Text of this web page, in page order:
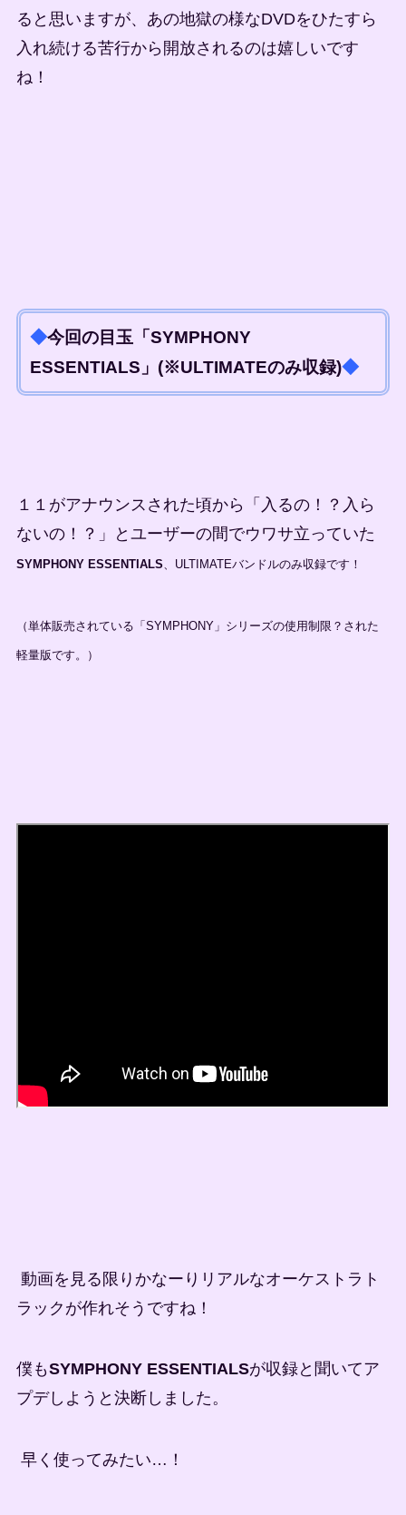
ると思いますが、あの地獄の様なDVDをひたすら
入れ続ける苦行から開放されるのは嬉しいです
ね！
◆今回の目玉「SYMPHONY
ESSENTIALS」(※ULTIMATEのみ収録)◆
１１がアナウンスされた頃から「入るの！？入ら
ないの！？」とユーザーの間でウワサ立っていた
SYMPHONY ESSENTIALS 、ULTIMATEバンドルのみ収録です！
（単体販売されている「SYMPHONY」シリーズの使用制限？された
軽量版です。）
動画を見る限りかなーりリアルなオーケストラト
ラックが作れそうですね！
僕もSYMPHONY ESSENTIALSが収録と聞いてア
プデしようと決断しました。
早く使ってみたい…！